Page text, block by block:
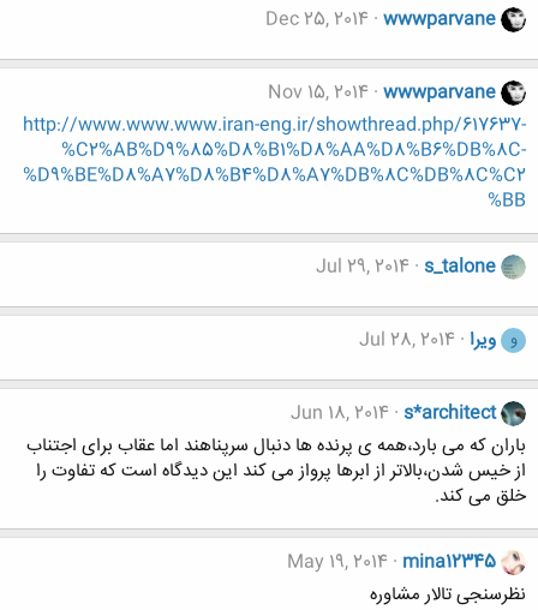
wwwparvane
Dec 25, 2014
wwwparvane
Nov 15, 2014
http://www.www.www.iran-eng.ir/showthread.php/617637-
%C2%AB%D9%85%D8%B1%D8%AA%D8%B6%DB%8C-
%D9%BE%D8%A7%D8%B4%D8%A7%DB%8C%DB%8C%C2
%BB
s_talone
Jul 29, 2014
و ویرا Jul 28, 2014
s*architect
Jun 18, 2014
باران که می بارد،همه ی پرنده ها دنبال سرپناهند اما عقاب برای اجتناب
از خیس شدن،بالاتر از ابرها پرواز می کند این دیدگاه است که تفاوت را
خلق می کند.
mina12345
May 19, 2014
نظرسنجی تالار مشاوره